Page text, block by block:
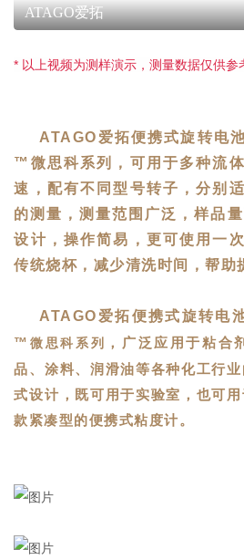
ATAGO爱拓
* 以上视频为测样演示，测量数据仅供参
ATAGO 爱拓便携式旋转电
™ 微思科系列， 可用于多种流
速，配有不同型号转子，分别
的测量，测量范围广泛，样品
设计，操作简易，更可使用一
传统烧杯，减少清洗时间，帮助
ATAGO 爱拓便携式旋转电
™ 微思科系列
，广泛应用于粘合
品、涂料、润滑油等各种化工行
式设计，既可用于实验室，也可
款紧凑型的便携式粘度计。